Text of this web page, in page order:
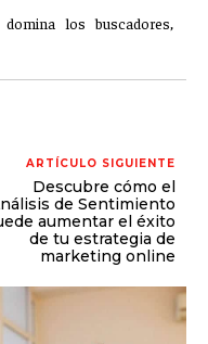
los buscadores,
ARTÍCULO SIGUIENTE
Descubre cómo el
de Sentimiento
aumentar el éxito
de tu estrategia de
marketing online